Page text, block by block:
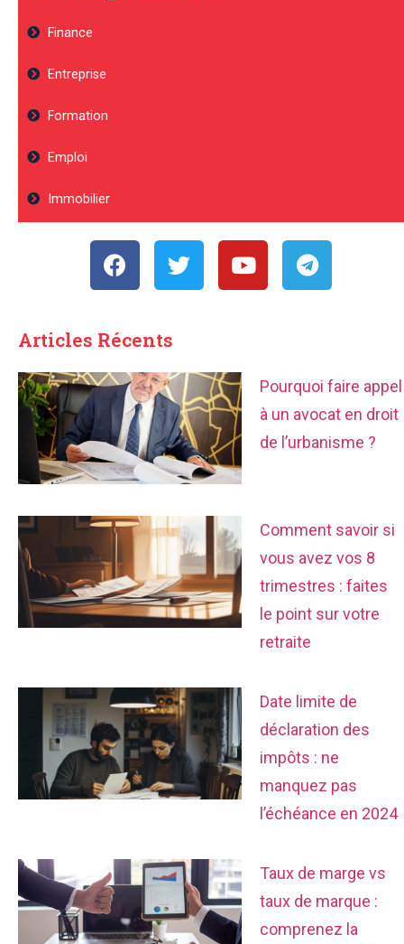
Finance
Entreprise
Formation
Emploi
Immobilier
Articles Récents
Pourquoi faire appel
à un avocat en droit
de l’urbanisme ?
Comment savoir si
vous avez vos 8
trimestres : faites
le point sur votre
retraite
Date limite de
déclaration des
impôts : ne
manquez pas
l’échéance en 2024
Taux de marge vs
taux de marque :
comprenez la